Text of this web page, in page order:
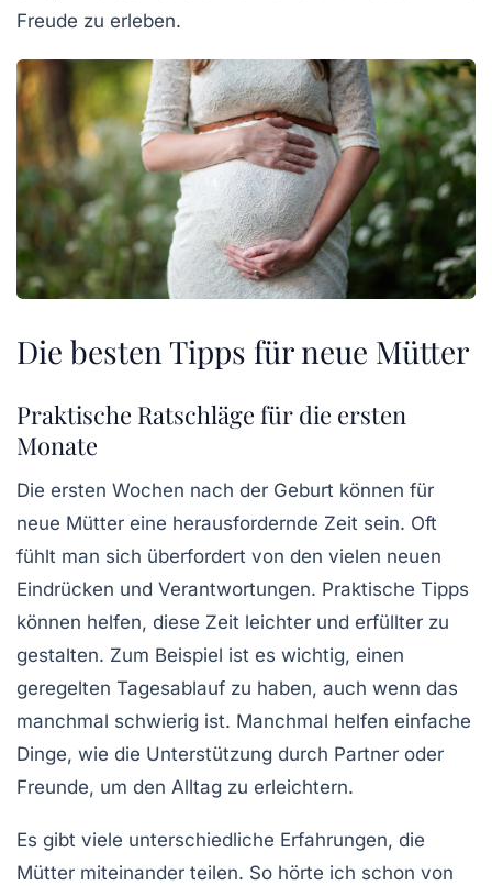
Freude zu erleben.
Die besten Tipps für neue Mütter
Praktische Ratschläge für die ersten
Monate
Die ersten Wochen nach der Geburt können für
neue Mütter eine herausfordernde Zeit sein. Oft
fühlt man sich überfordert von den vielen neuen
Eindrücken und Verantwortungen. Praktische Tipps
können helfen, diese Zeit leichter und erfüllter zu
gestalten. Zum Beispiel ist es wichtig, einen
geregelten Tagesablauf zu haben, auch wenn das
manchmal schwierig ist. Manchmal helfen einfache
Dinge, wie die Unterstützung durch Partner oder
Freunde, um den Alltag zu erleichtern.
Es gibt viele unterschiedliche Erfahrungen, die
Mütter miteinander teilen. So hörte ich schon von